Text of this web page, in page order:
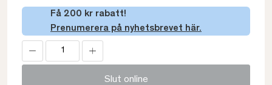
Få 200 kr rabatt!
Prenumerera på nyhetsbrevet här.
Slut online